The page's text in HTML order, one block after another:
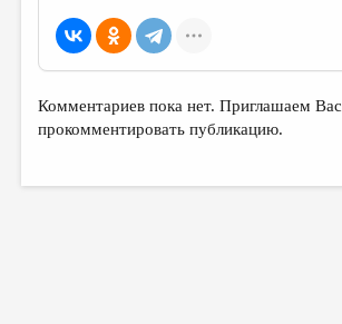
Комментариев пока нет. Приглашаем Вас
прокомментировать публикацию.